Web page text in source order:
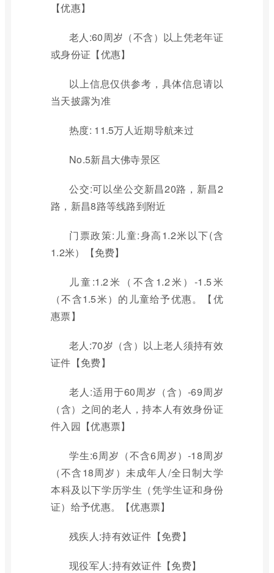
【优惠】
老人:60周岁（不含）以上凭老年证
或身份证【优惠】
以上信息仅供参考，具体信息请以
当天披露为准
热度: 11.5万人近期导航来过
No.5新昌大佛寺景区
公交:可以坐公交新昌20路，新昌2
路，新昌8路等线路到附近
门票政策:儿童:身高1.2米以下(含
1.2米）【免费】
儿童:1.2米（不含1.2米）-1.5米
（不含1.5米）的儿童给予优惠。【优
惠票】
老人:70岁（含）以上老人须持有效
证件【免费】
老人:适用于60周岁（含）-69周岁
（含）之间的老人，持本人有效身份证
件入园【优惠票】
学生:6周岁（不含6周岁）-18周岁
（不含18周岁）未成年人/全日制大学
本科及以下学历学生（凭学生证和身份
证）给予优惠。【优惠票】
残疾人:持有效证件【免费】
现役军人:持有效证件【免费】